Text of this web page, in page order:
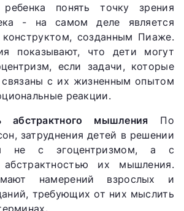
ребенка понять точку зрения
- на самом деле является
конструктом, созданным Пиаже.
показывают, что дети могут
если задачи, которые
связаны с их жизненным опытом
реакции.
абстрактного мышления По
затруднения детей в решении
не с эгоцентризмом, а с
абстрактностью их мышления.
намерений взрослых и
требующих от них мыслить